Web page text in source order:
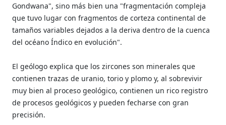
Gondwana", sino más bien una "fragmentación compleja
que tuvo lugar con fragmentos de corteza continental de
tamaños variables dejados a la deriva dentro de la cuenca
del océano Índico en evolución".
El geólogo explica que los zircones son minerales que
contienen trazas de uranio, torio y plomo y, al sobrevivir
muy bien al proceso geológico, contienen un rico registro
de procesos geológicos y pueden fecharse con gran
precisión.